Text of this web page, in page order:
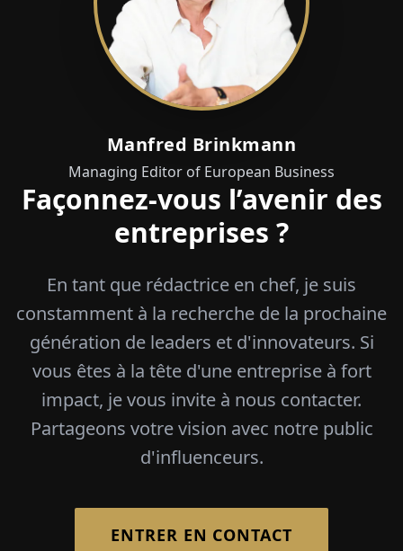
Manfred Brinkmann
Managing Editor of European Business
Façonnez-vous l’avenir des
entreprises ?
En tant que rédactrice en chef, je suis
constamment à la recherche de la prochaine
génération de leaders et d'innovateurs. Si
vous êtes à la tête d'une entreprise à fort
impact, je vous invite à nous contacter.
Partageons votre vision avec notre public
d'influenceurs.
ENTRER EN CONTACT